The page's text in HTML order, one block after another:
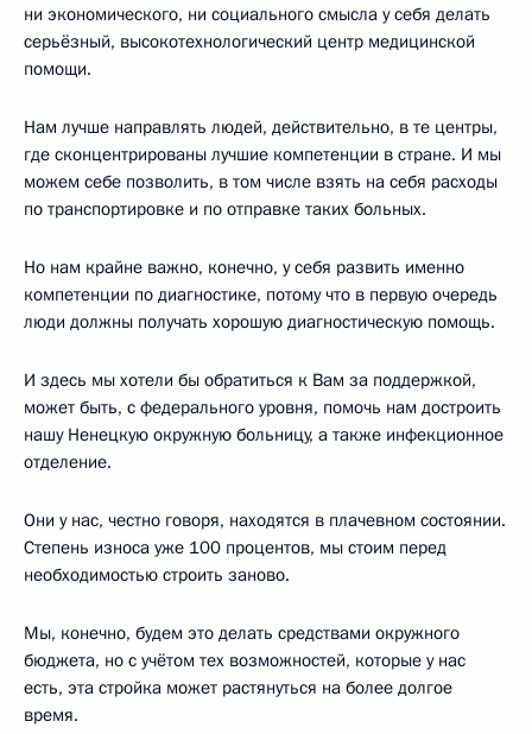
ни экономического, ни социального смысла у себя делать
серьёзный, высокотехнологический центр медицинской
помощи.
Нам лучше направлять людей, действительно, в те центры,
где сконцентрированы лучшие компетенции в стране. И мы
можем себе позволить, в том числе взять на себя расходы
по транспортировке и по отправке таких больных.
Но нам крайне важно, конечно, у себя развить именно
компетенции по диагностике, потому что в первую очередь
люди должны получать хорошую диагностическую помощь.
И здесь мы хотели бы обратиться к Вам за поддержкой,
может быть, с федерального уровня, помочь нам достроить
нашу Ненецкую окружную больницу, а также инфекционное
отделение.
Они у нас, честно говоря, находятся в плачевном состоянии.
Степень износа уже 100 процентов, мы стоим перед
необходимостью строить заново.
Мы, конечно, будем это делать средствами окружного
бюджета, но с учётом тех возможностей, которые у нас
есть, эта стройка может растянуться на более долгое
время.